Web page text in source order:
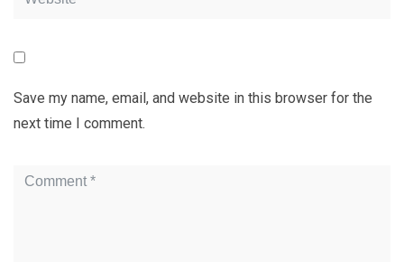
Save my name, email, and website in this browser for the
next time I comment.